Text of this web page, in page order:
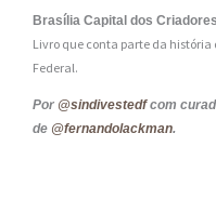
Brasília Capital dos
Livro que conta parte da
Federal.
Por @sindivestedfcom
de @fernandolackman.